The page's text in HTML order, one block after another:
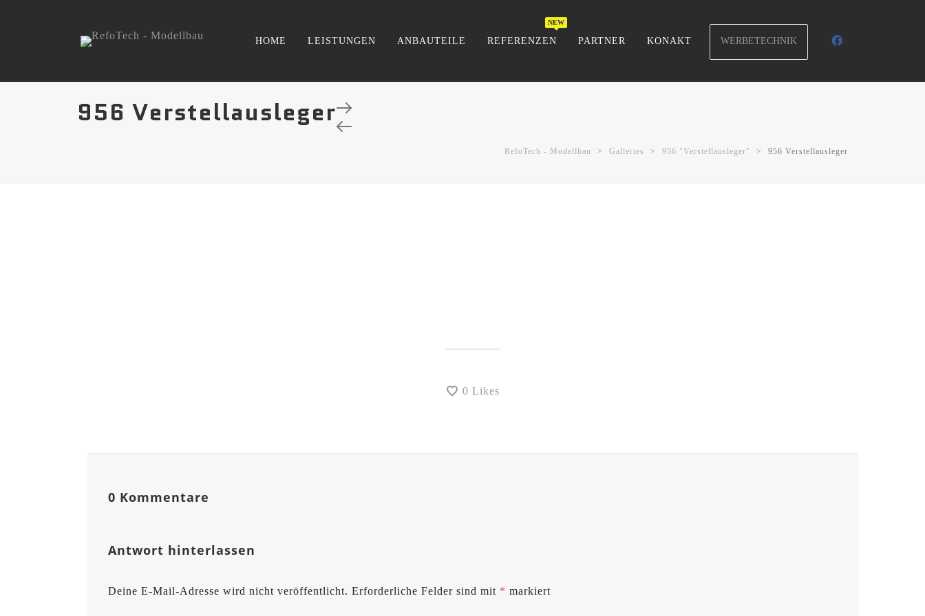
HOME LEISTUNGEN ANBAUTEILE REFERENZEN PARTNER KONAKT WERBETECHNIK
956 Verstellausleger
RefoTech - Modellbau > Galleries > 956 "Verstellausleger" > 956 Verstellausleger
0 Likes
0 Kommentare
Antwort hinterlassen
Deine E-Mail-Adresse wird nicht veröffentlicht. Erforderliche Felder sind mit * markiert